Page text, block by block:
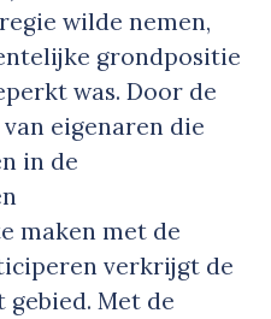
wilde nemen,
grondpositie
was. Door de
eigenaren die
in de
maken met de
verkrijgt de
gebied. Met de